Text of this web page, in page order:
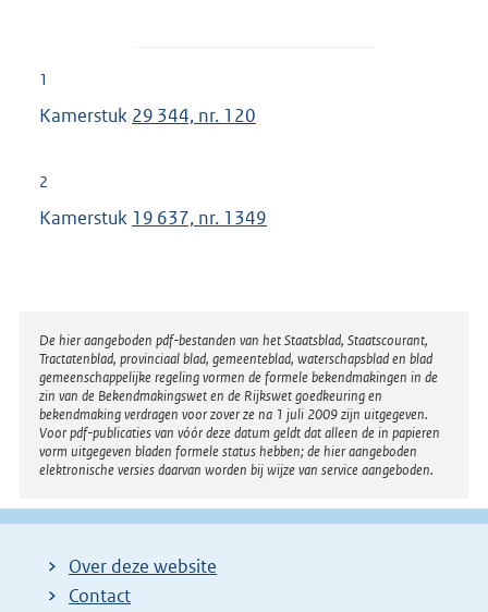
1
Kamerstuk 29 344, nr. 120
2
Kamerstuk 19 637, nr. 1349
Disclaimer
De hier aangeboden pdf-bestanden van het Staatsblad, Staatscourant,
Tractatenblad, provinciaal blad, gemeenteblad, waterschapsblad en blad
gemeenschappelijke regeling vormen de formele bekendmakingen in de
zin van de Bekendmakingswet en de Rijkswet goedkeuring en
bekendmaking verdragen voor zover ze na 1 juli 2009 zijn uitgegeven.
Voor pdf-publicaties van vóór deze datum geldt dat alleen de in papieren
vorm uitgegeven bladen formele status hebben; de hier aangeboden
elektronische versies daarvan worden bij wijze van service aangeboden.
Over deze website
Contact